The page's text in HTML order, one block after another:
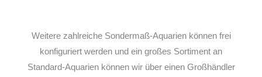
Weitere zahlreiche Sondermaß-Aquarien können frei
konfiguriert werden und ein großes Sortiment an
Standard-Aquarien können wir über einen Großhändler